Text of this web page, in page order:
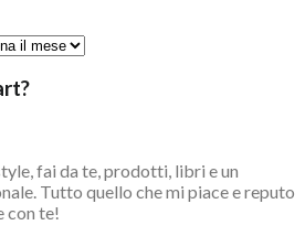
fai da te, prodotti, libri e un
Tutto quello che mi piace e reputo
con te!